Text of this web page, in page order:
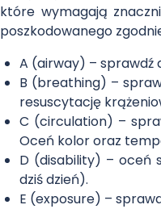
które wymagają
poszkodowanego
A (airway) – sprawdź
B (breathing) –
resuscytację
C (circulation) –
Oceń kolor oraz
D (disability) – oceń
dziś dzień).
E (exposure) –